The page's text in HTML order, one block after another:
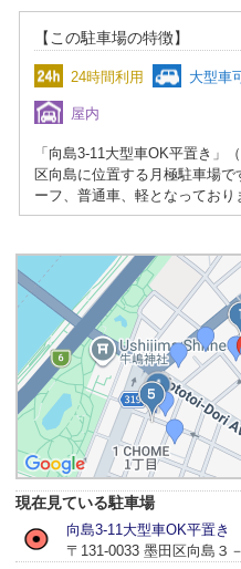
【この駐車場の特徴】
24時間利用 大型車
屋内
「向島3-11大型車OK平置き」
区向島に位置する月極駐車場
ーフ、普通車、軽となっており
現在見ている駐車場
向島3-11大型車OK平置き
〒131-0033 墨田区向島３